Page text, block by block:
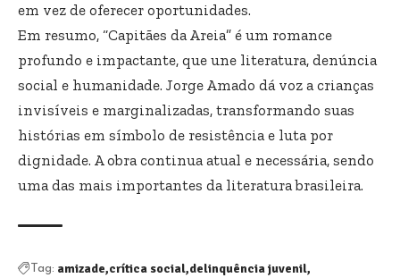
em vez de oferecer oportunidades.
Em resumo, “Capitães da Areia” é um romance
profundo e impactante, que une literatura, denúncia
social e humanidade. Jorge Amado dá voz a crianças
invisíveis e marginalizadas, transformando suas
histórias em símbolo de resistência e luta por
dignidade. A obra continua atual e necessária, sendo
uma das mais importantes da literatura brasileira.
Tag: amizade crítica social delinquência juvenil